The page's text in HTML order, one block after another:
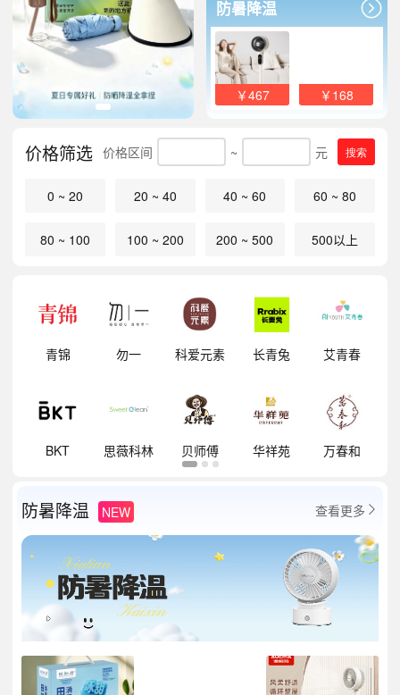
防暑降温
￥467 ￥168
价格筛选 价格区间 ~ 元 搜索
0 ~ 20 20 ~ 40 40 ~ 60 60 ~ 80
80 ~ 100 100 ~ 200 200 ~ 500 500以上
青锦 勿一 科爱元素 长青兔 艾青春
BKT 思薇科林 贝师傅 华祥苑 万春和
防暑降温 NEW 查看更多 